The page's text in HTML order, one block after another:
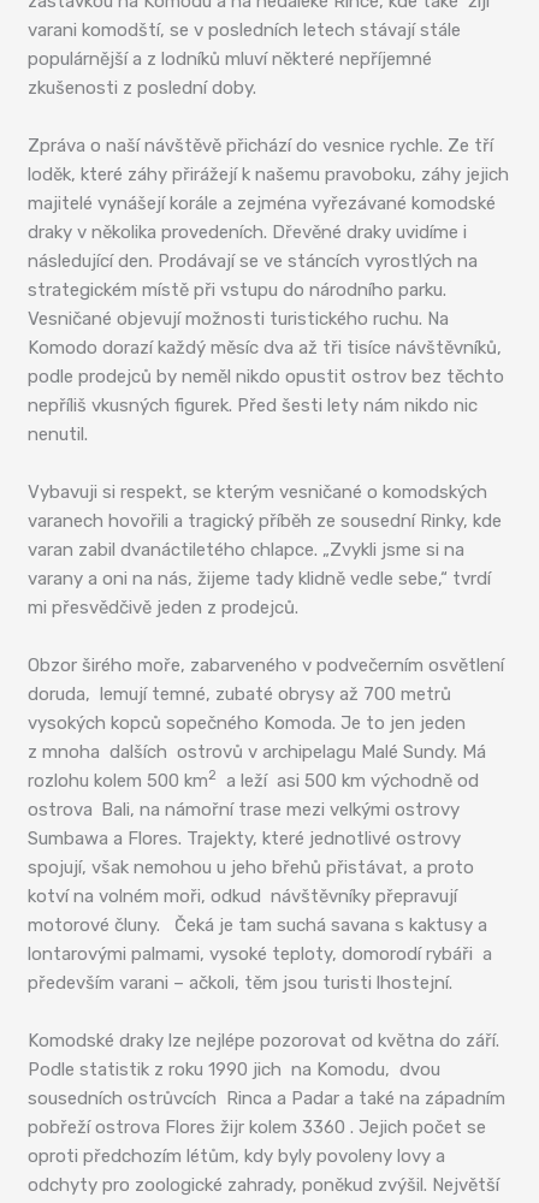
varani komodští, se v posledních letech stávají stále
populárnější a z lodníků mluví některé nepříjemné
zkušenosti z poslední doby.
Zpráva o naší návštěvě přichází do vesnice rychle. Ze tří
loděk, které záhy přirážejí k našemu pravoboku, záhy jejich
majitelé vynášejí korále a zejména vyřezávané komodské
draky v několika provedeních. Dřevěné draky uvidíme i
následující den. Prodávají se ve stáncích vyrostlých na
strategickém místě při vstupu do národního parku.
Vesničané objevují možnosti turistického ruchu. Na
Komodo dorazí každý měsíc dva až tři tisíce návštěvníků,
podle prodejců by neměl nikdo opustit ostrov bez těchto
nepříliš vkusných figurek. Před šesti lety nám nikdo nic
nenutil.
Vybavuji si respekt, se kterým vesničané o komodských
varanech hovořili a tragický příběh ze sousední Rinky, kde
varan zabil dvanáctiletého chlapce. „Zvykli jsme si na
varany a oni na nás, žijeme tady klidně vedle sebe,“ tvrdí
mi přesvědčivě jeden z prodejců.
Obzor širého moře, zabarveného v podvečerním osvětlení
doruda, lemují temné, zubaté obrysy až 700 metrů
vysokých kopců sopečného Komoda. Je to jen jeden
z mnoha dalších ostrovů v archipelagu Malé Sundy. Má
rozlohu kolem 500 km2
a leží asi 500 km východně od
ostrova Bali, na námořní trase mezi velkými ostrovy
Sumbawa a Flores. Trajekty, které jednotlivé ostrovy
spojují, však nemohou u jeho břehů přistávat, a proto
kotví na volném moři, odkud návštěvníky přepravují
motorové čluny. Čeká je tam suchá savana s kaktusy a
lontarovými palmami, vysoké teploty, domorodí rybáři a
především varani – ačkoli, těm jsou turisti lhostejní.
Komodské draky lze nejlépe pozorovat od května do září.
Podle statistik z roku 1990 jich na Komodu, dvou
sousedních ostrůvcích Rinca a Padar a také na západním
pobřeží ostrova Flores žijr kolem 3360 . Jejich počet se
oproti předchozím létům, kdy byly povoleny lovy a
odchyty pro zoologické zahrady, poněkud zvýšil. Největší